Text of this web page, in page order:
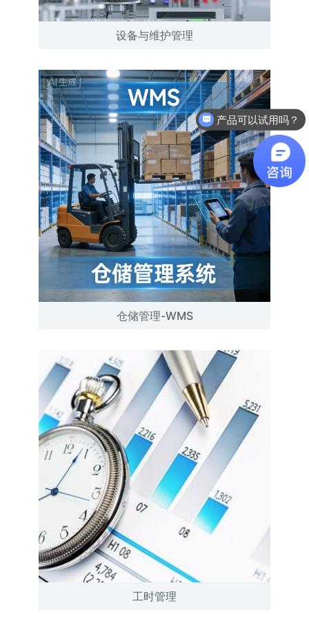
设备与维护管理
仓储管理-WMS
工时管理
产品可以试用吗？
软件有折扣吗？